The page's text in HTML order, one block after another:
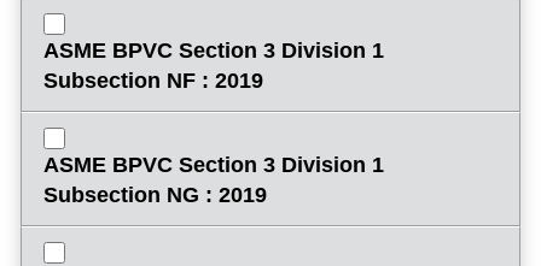
ASME BPVC Section 3 Division 1
Subsection NF : 2019
ASME BPVC Section 3 Division 1
Subsection NG : 2019